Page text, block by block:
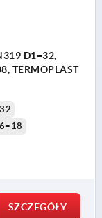
D1=32,
TERMOPLAST
SZCZEGÓŁY